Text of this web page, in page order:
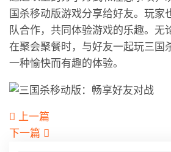
国杀移动版游戏分享给好友。玩家
队合作，共同体验游戏的乐趣。无
在聚会聚餐时，与好友一起玩三国
一种愉快而有趣的体验。
上一篇
下一篇